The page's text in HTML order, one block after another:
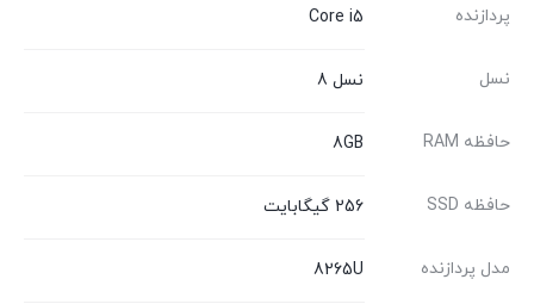
پردازنده Core i5
نسل نسل 8
حافظه RAM 8GB
حافظه SSD 256 گیگابایت
مدل پردازنده 8265U